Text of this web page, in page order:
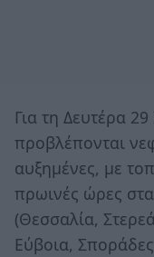
Για τη Δευτέρα
προβλέπονται
αυξημένες, με
πρωινές ώρες
(Θεσσαλία,
Εύβοια,